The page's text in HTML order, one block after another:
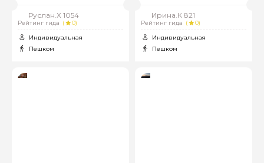
Руслан.Х 1054
Рейтинг гида (
0)
Индивидуальная
Пешком
Ирина.К 821
Рейтинг гида (
0)
Индивидуальная
Пешком